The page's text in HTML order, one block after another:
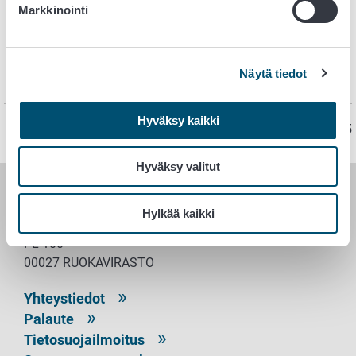
Markkinointi
Näytä tiedot
Hyväksy kaikki
Hyväksy valitut
Hylkää kaikki
Go bártida
Ná bivddát cealkámuša dahje soabadallama
Sivu on viimeksi päivitetty 29.7.2025
PL 100
00027 RUOKAVIRASTO
Yhteystiedot
Palaute
Tietosuojailmoitus